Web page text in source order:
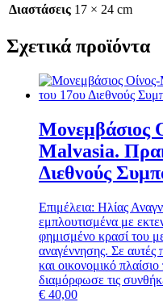
Διαστάσεις 17 × 24 cm
Σχετικά προϊόντα
Μονεμβάσιος
Malvasia.
Διεθνούς
Επιμέλεια: Ηλίας
εμπλουτισμένα με
φημισμένο κρασί του
αναγέννησης. Σε αυτές
και οικονομικό
διαμόρφωσε τις
€ 40,00